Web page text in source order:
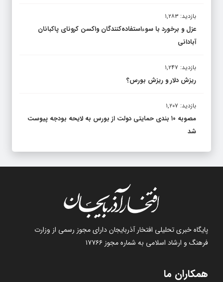
بازدید: ۱,۲۸۳
عزل و برخورد با سوءاستفاده‌کنندگان واکسن کرونای پاکبانان
آبادانی
بازدید: ۱,۲۴۷
ریزش دلار و ریزش بورس؟
بازدید: ۱,۲۰۷
مصوبه ۱۰ بندی حمایتی دولت از بورس به لایحه بودجه پیوست
شد
پایگاه خبری تحلیلی افتخار آذربایجان دارای مجوز رسمی از وزارت
فرهنگ و ارشاد اسلامی به شماره مجوز ۱۷۷۶۶
همکاران ما